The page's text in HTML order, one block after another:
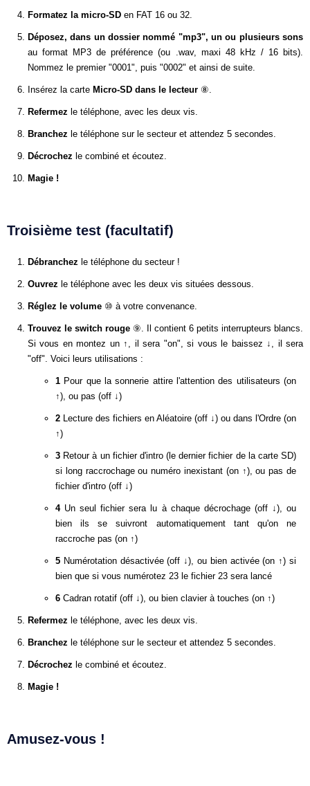
Formatez la micro-SD en FAT 16 ou 32.
Déposez, dans un dossier nommé "mp3", un ou plusieurs sons
au format MP3 de préférence (ou .wav, maxi 48 kHz / 16 bits).
Nommez le premier "0001", puis "0002" et ainsi de suite.
Insérez la carte Micro-SD dans le lecteur ⑧.
Refermez le téléphone, avec les deux vis.
Branchez le téléphone sur le secteur et attendez 5 secondes.
Décrochez le combiné et écoutez.
Magie !
Troisième test (facultatif)
Débranchez le téléphone du secteur !
Ouvrez le téléphone avec les deux vis situées dessous.
Réglez le volume ⑩ à votre convenance.
Trouvez le switch rouge ⑨. Il contient 6 petits interrupteurs blancs.
Si vous en montez un ↑, il sera "on", si vous le baissez ↓, il sera
"off". Voici leurs utilisations :
1 Pour que la sonnerie attire l'attention des utilisateurs (on
↑), ou pas (off ↓)
2 Lecture des fichiers en Aléatoire (off ↓) ou dans l'Ordre (on
↑)
3 Retour à un fichier d'intro (le dernier fichier de la carte SD)
si long raccrochage ou numéro inexistant (on ↑), ou pas de
fichier d'intro (off ↓)
4Un seul fichier sera lu à chaque décrochage (off ↓), ou
bien ils se suivront automatiquement tant qu'on ne
raccroche pas (on ↑)
5 Numérotation désactivée (off ↓), ou bien activée (on ↑) si
bien que si vous numérotez 23 le fichier 23 sera lancé
6 Cadran rotatif (off ↓), ou bien clavier à touches (on ↑)
Refermez le téléphone, avec les deux vis.
Branchez le téléphone sur le secteur et attendez 5 secondes.
Décrochez le combiné et écoutez.
Magie !
Amusez-vous !